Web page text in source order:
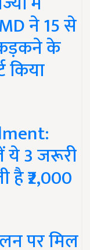
ने 15 से
के
किया
ये 3 जरूरी
₹2,000
पर मिल